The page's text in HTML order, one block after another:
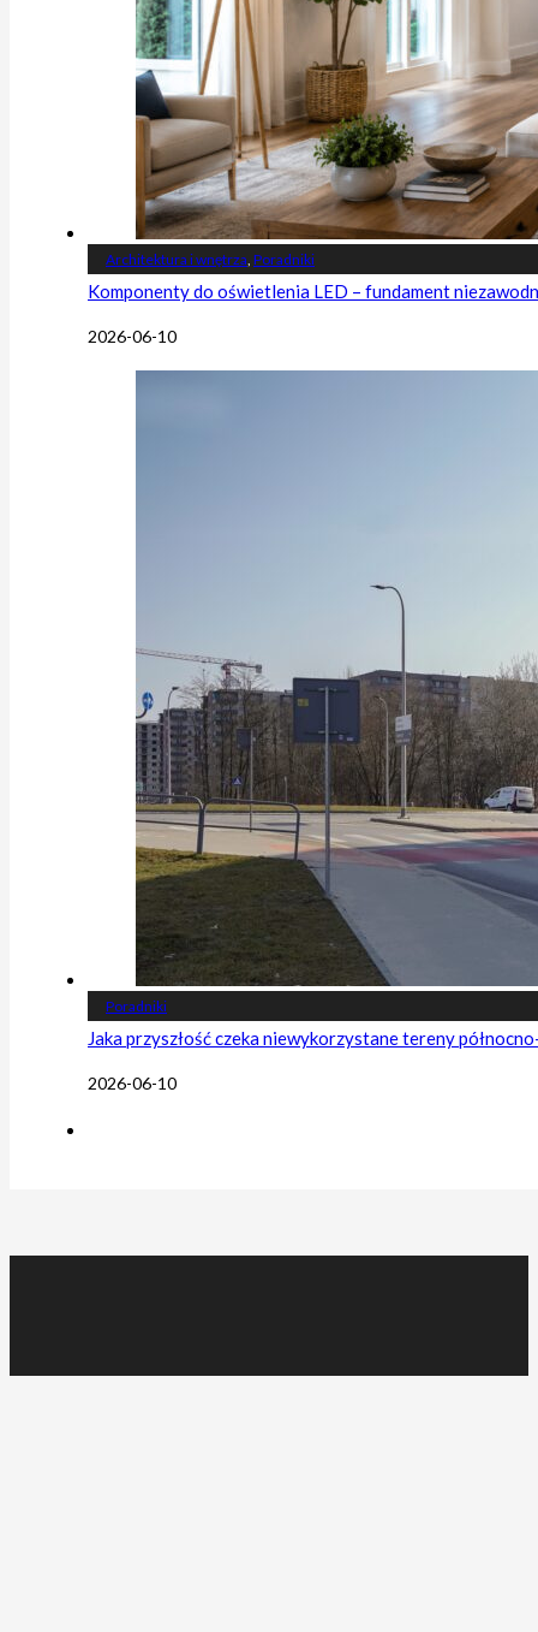
Architektura i wnętrza Poradniki
Komponenty do oświetlenia LED – fundament
2026-06-10
Poradniki
Jaka przyszłość czeka niewykorzystane tereny
2026-06-10